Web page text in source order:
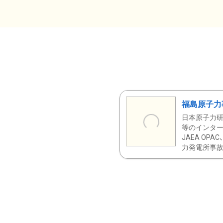
福島原子
日本原子力
等のインタ
JAEA OPAC
力発電所事